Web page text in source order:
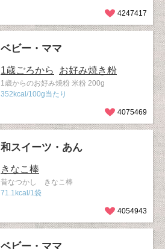
4247417
ベビー・ママ
1歳ごろから お好み焼き粉
1歳からのお好み焼粉 米粉 200g
352kcal/100g当たり
4075469
和スイーツ・あん
きなこ棒
昔なつかし きなこ棒
71.1kcal/1袋
4054943
ベビー・ママ